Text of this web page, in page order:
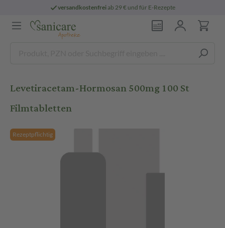
versandkostenfreiab 29 € und für E-Rezepte
Levetiracetam-Hormosan 500mg 100 St
Filmtabletten
Rezeptpflichtig